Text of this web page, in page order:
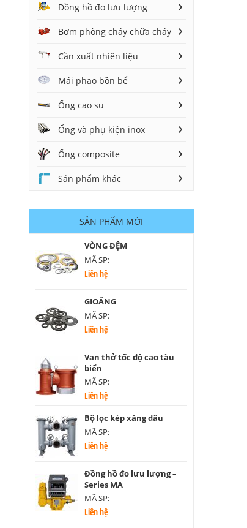
Đồng hồ đo lưu lượng
Bơm phòng cháy chữa cháy
Cần xuất nhiên liệu
Mái phao bồn bể
Ống cao su
Ống và phụ kiện inox
Ống composite
Sản phẩm khác
SẢN PHẨM MỚI
VÒNG ĐỆM
MÃ SP:
Liên hệ
GIOĂNG
MÃ SP:
Liên hệ
Van thở tốc độ cao tàu
biển
MÃ SP:
Liên hệ
Bộ lọc kép xăng dầu
MÃ SP:
Liên hệ
Đồng hồ đo lưu lượng –
Series MA
MÃ SP:
Liên hệ